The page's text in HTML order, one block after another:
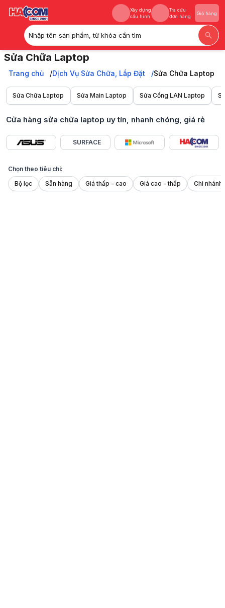
Xây dựng
cấu hình
Tra cứu
đơn hàng
Giỏ hàng
Khuyến mãi
Nhập tên sản phẩm, từ khóa cần tìm
Xây dựng
Tra cứu
Sửa Chữa Laptop
Sửa laptop tại HACOM: Uy tín, khắc phục lỗi nhanh chóng, giá rẻ,
Trang chủ
Sửa Chữa Laptop
Trang chủ Dịch Vụ Sửa Chữa, Lắp Đặt Sửa Chữa Laptop
Sửa Chữa Laptop Sửa Main Laptop Sửa Cổng LAN Laptop
Cửa hàng sửa chữa laptop uy tín, nhanh chóng, giá rẻ
SURFACE
Chọn theo tiêu chí:
Bộ lọc
Sẵn hàng Giá thấp - cao Giá cao - thấp